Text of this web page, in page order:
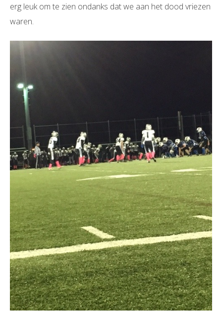
erg leuk om te zien ondanks dat we aan het dood vriezen
waren.